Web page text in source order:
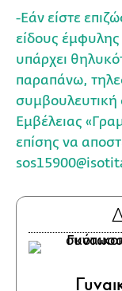
-Εάν είστε
είδους
υπάρχει
παραπάνω,
συμβουλευτική
Εμβέλειας
επίσης να